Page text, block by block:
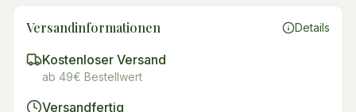
Versandinformationen Details
Kostenloser Versand
ab 49€ Bestellwert
Versandfertig